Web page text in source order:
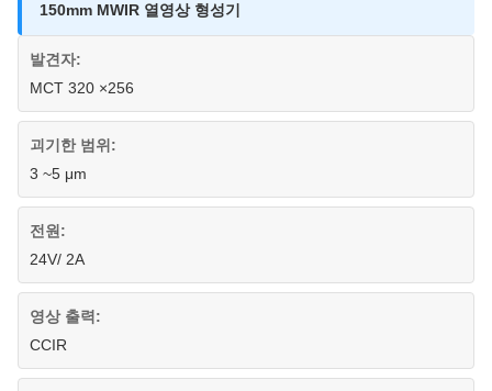
150mm MWIR 열영상 형성기
발견자:
MCT 320 ×256
괴기한 범위:
3 ~5 μm
전원:
24V/ 2A
영상 출력:
CCIR